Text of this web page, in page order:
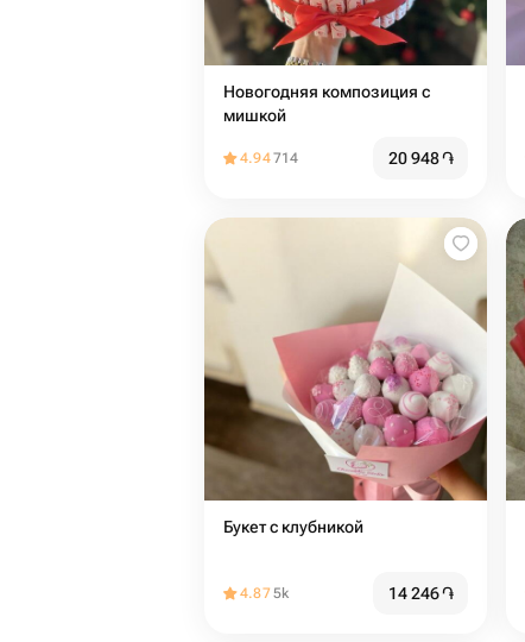
Новогодняя композиция с
мишкой
4.94714 20 948֏
Букет с клубникой
4.875k 14 246֏